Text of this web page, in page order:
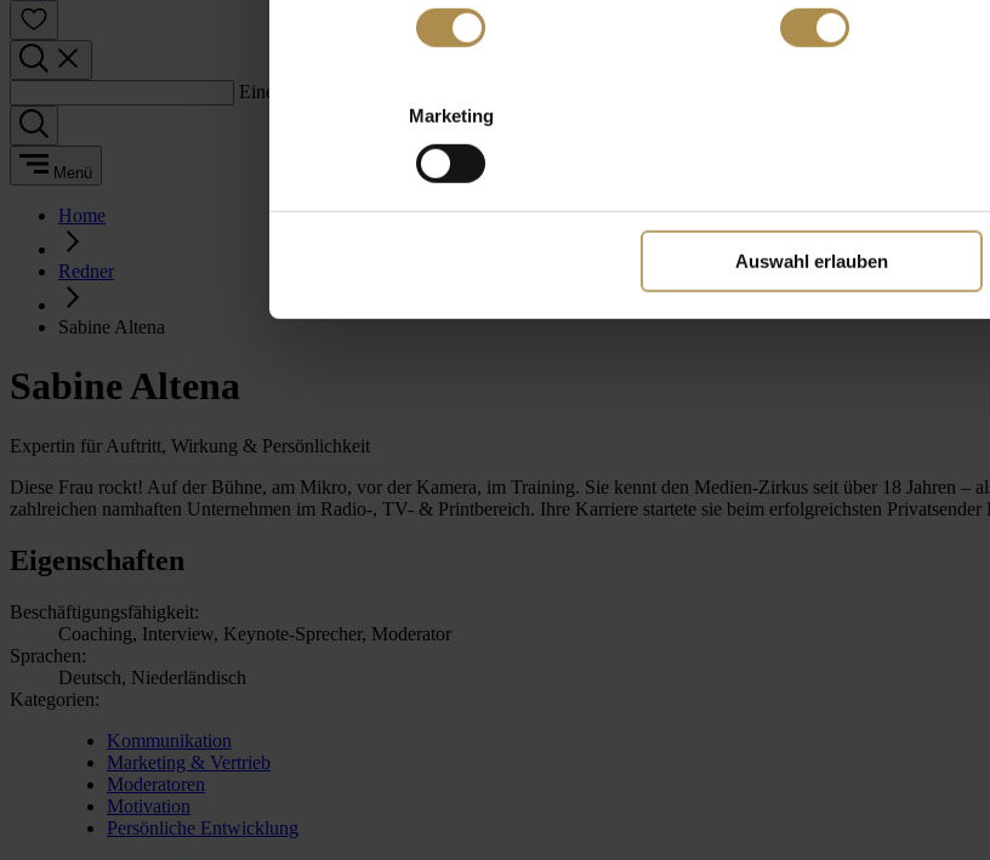
Marketing
Auswahl erlauben
Einen Suchbegriff eingeben:
Menü
Home
Redner
Sabine Altena
Sabine Altena
Expertin für Auftritt, Wirkung & Persönlichkeit
Diese Frau rockt! Auf der Bühne, am Mikro, vor der Kamera, im Training. Sie kennt den Medien-Zirkus seit über 18 Jahren –
zahlreichen namhaften Unternehmen im Radio-, TV- & Printbereich. Ihre Karriere startete sie beim erfolgreichsten Privatsender
Eigenschaften
Beschäftigungsfähigkeit:
Coaching, Interview, Keynote-Sprecher, Moderator
Sprachen:
Deutsch, Niederländisch
Kategorien:
Kommunikation
Marketing & Vertrieb
Moderatoren
Motivation
Persönliche Entwicklung